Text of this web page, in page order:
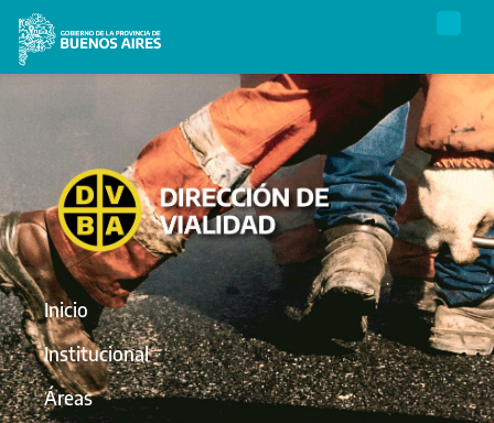
Inicio
Institucional
Áreas